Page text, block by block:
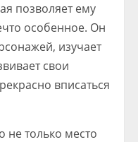
позволяет ему
особенное. Он
изучает
свои
вписаться
не только место